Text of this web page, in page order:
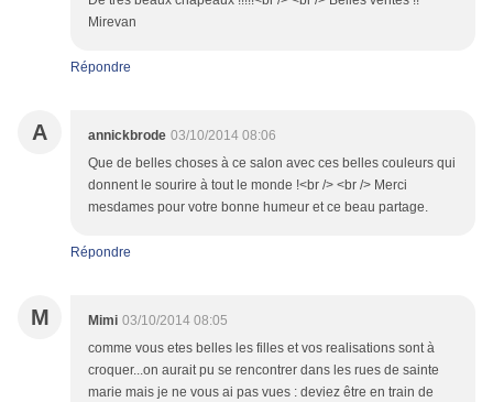
Mirevan
Répondre
A annickbrode 03/10/2014 08:06
Que de belles choses à ce salon avec ces belles couleurs qui
donnent le sourire à tout le monde !<br /> <br /> Merci
mesdames pour votre bonne humeur et ce beau partage.
Répondre
M Mimi 03/10/2014 08:05
comme vous etes belles les filles et vos realisations sont à
croquer...on aurait pu se rencontrer dans les rues de sainte
marie mais je ne vous ai pas vues : deviez être en train de